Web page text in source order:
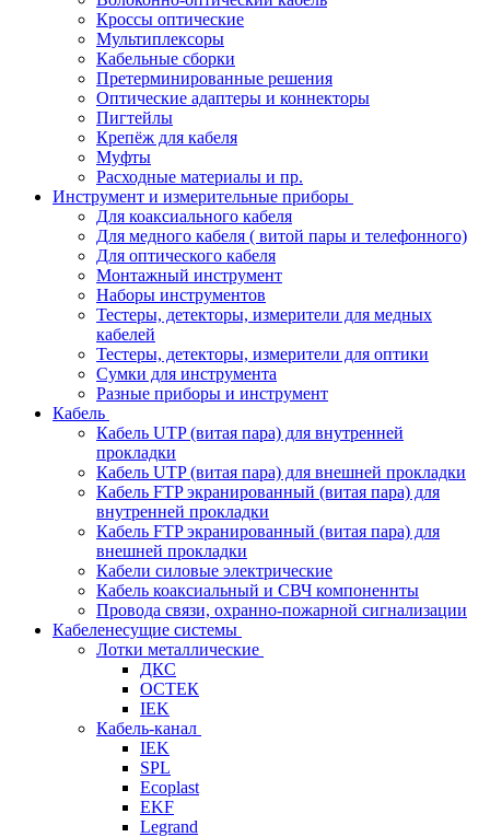
Кроссы оптические
Мультиплексоры
Кабельные сборки
Претерминированные решения
Оптические адаптеры и коннекторы
Пигтейлы
Крепёж для кабеля
Муфты
Расходные материалы и пр.
Инструмент и измерительные приборы
Для коаксиального кабеля
Для медного кабеля ( витой пары и телефонного)
Для оптического кабеля
Монтажный инструмент
Наборы инструментов
Тестеры, детекторы, измерители для медных
кабелей
Тестеры, детекторы, измерители для оптики
Сумки для инструмента
Разные приборы и инструмент
Кабель
Кабель UTP (витая пара) для внутренней
прокладки
Кабель UTP (витая пара) для внешней прокладки
Кабель FTP экранированный (витая пара) для
внутренней прокладки
Кабель FTP экранированный (витая пара) для
внешней прокладки
Кабели силовые электрические
Кабель коаксиальный и СВЧ компоненнты
Провода связи, охранно-пожарной сигнализации
Кабеленесущие системы
Лотки металлические
ДКС
ОСТЕК
IEK
Кабель-канал
IEK
SPL
Ecoplast
EKF
Legrand